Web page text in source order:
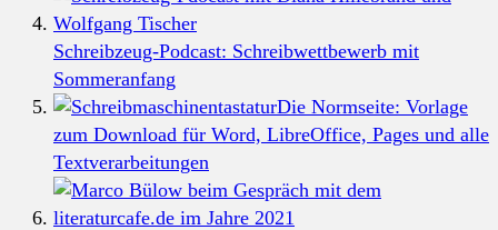
Schreibzeug-Podcast: Schreibwettbewerb mit
Sommeranfang
Die Normseite: Vorlage
zum Download für Word, LibreOffice, Pages und alle
Textverarbeitungen